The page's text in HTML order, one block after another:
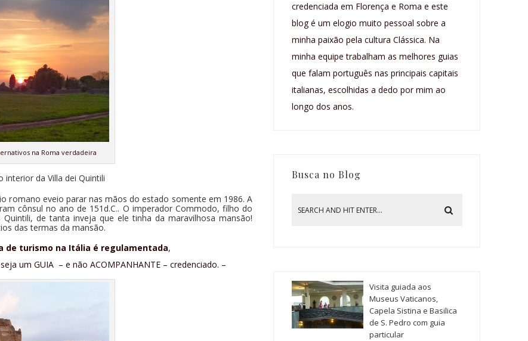
na Roma verdadeira
interior da Villa dei Quintili
romano eveio parar nas mãos do estado somente em 1986. A
cônsul no ano de 151d.C.. O imperador Commodo, filho do
de tanta inveja que ele tinha da maravilhosa mansão!
das termas da mansão.
de turismo na Itália é regulamentada,
um GUIA – e não ACOMPANHANTE – credenciado. –
credenciada em Florença e Roma e este
blog é um elogio muito pessoal sobre a
minha paixão pela cultura Clássica. Na
minha equipe trabalham as melhores guias
que falam português nas principais capitais
italianas, escolhidas a dedo por mim ao
longo dos anos.
Busca no Blog
Visita guiada aos
Museus Vaticanos,
Capela Sistina e Basilica
de S. Pedro com guia
particular